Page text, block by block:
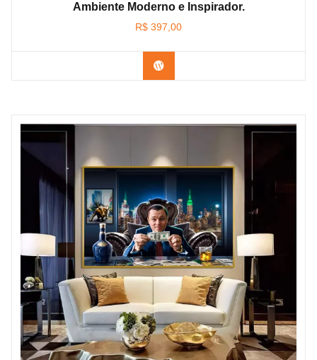
Ambiente Moderno e Inspirador.
R$ 397,00
Confira os modelos